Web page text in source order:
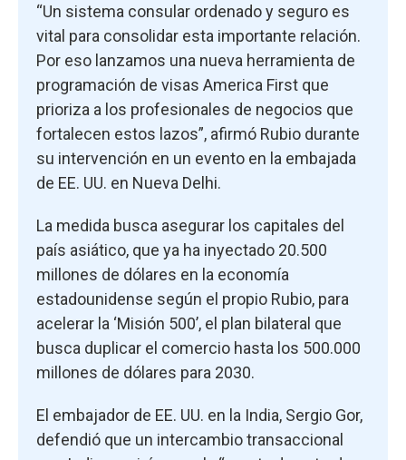
“Un sistema consular ordenado y seguro es
vital para consolidar esta importante relación.
Por eso lanzamos una nueva herramienta de
programación de visas America First que
prioriza a los profesionales de negocios que
fortalecen estos lazos”, afirmó Rubio durante
su intervención en un evento en la embajada
de EE. UU. en Nueva Delhi.
La medida busca asegurar los capitales del
país asiático, que ya ha inyectado 20.500
millones de dólares en la economía
estadounidense según el propio Rubio, para
acelerar la ‘Misión 500’, el plan bilateral que
busca duplicar el comercio hasta los 500.000
millones de dólares para 2030.
El embajador de EE. UU. en la India, Sergio Gor,
defendió que un intercambio transaccional